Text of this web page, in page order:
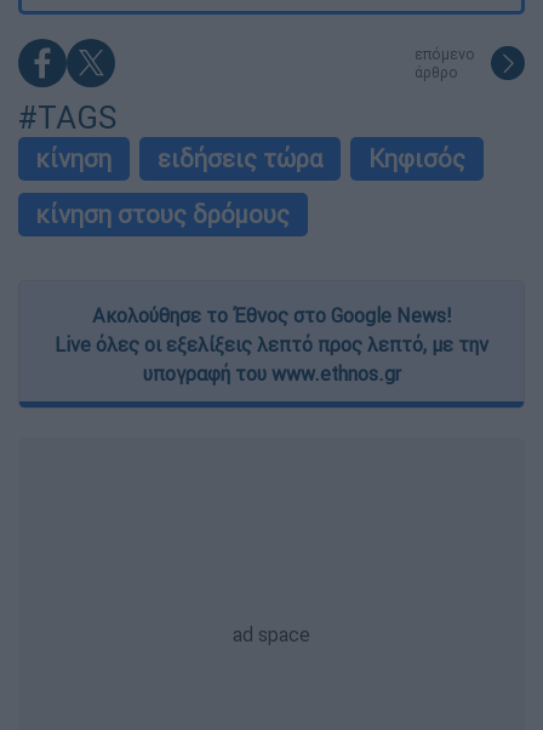
επόμενο
άρθρο
#TAGS
κίνηση ειδήσεις τώρα
Κηφισός
κίνηση στους δρόμους
Ακολούθησε το Έθνος στο Google News!
Live όλες οι εξελίξεις λεπτό προς λεπτό, με την
υπογραφή του www.ethnos.gr